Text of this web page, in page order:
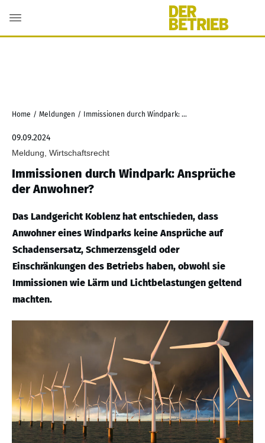
Home / Meldungen / Immissionen durch Windpark: Ansprüche der Anwohner?
09.09.2024
Meldung, Wirtschaftsrecht
Immissionen durch Windpark: Ansprüche
der Anwohner?
Das Landgericht Koblenz hat entschieden, dass
Anwohner eines Windparks keine Ansprüche auf
Schadensersatz, Schmerzensgeld oder
Einschränkungen des Betriebs haben, obwohl sie
Immissionen wie Lärm und Lichtbelastungen geltend
machten.